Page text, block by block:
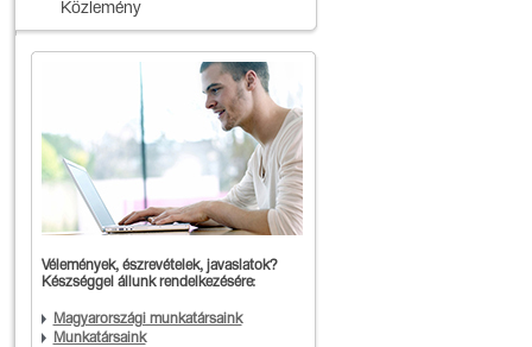
Közlemény
Vélemények, észrevételek, javaslatok?
Készséggel állunk rendelkezésére:
Magyarországi munkatársaink
Munkatársaink